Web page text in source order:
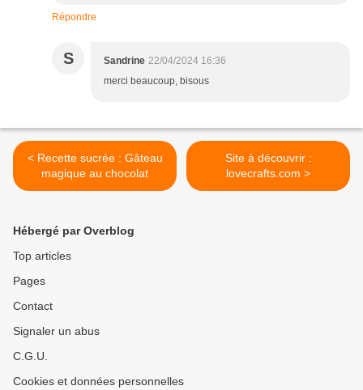
Répondre
S Sandrine 22/04/2024 16:36
merci beaucoup, bisous
< Recette sucrée : Gâteau
magique au chocolat
Site à découvrir :
lovecrafts.com >
Hébergé par Overblog
Top articles
Pages
Contact
Signaler un abus
C.G.U.
Cookies et données personnelles